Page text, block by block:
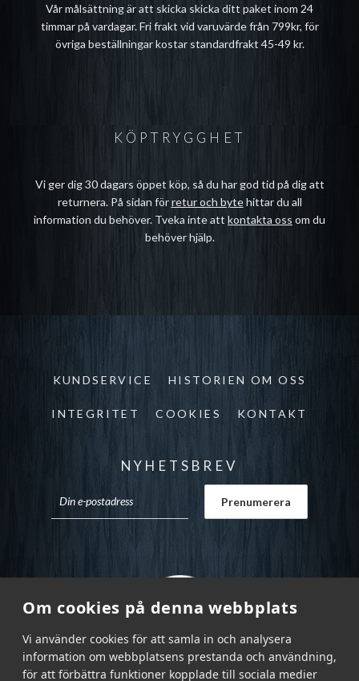
Om cookies på denna webbplats
Vi använder cookies för att samla in och analysera
information om webbplatsens prestanda och användning,
för att förbättra funktioner kopplade till sociala medier
Vår målsättning är att skicka skicka ditt paket inom 24
timmar på vardagar. Fri frakt vid varuvärde från 799kr, för
övriga beställningar kostar standardfrakt 45-49 kr.
KÖPTRYGGHET
Vi ger dig 30 dagars öppet köp, så du har god tid på dig att
returnera. På sidan förretur och bytehittar du all
information du behöver. Tveka inte att kontakta oss om du
behöver hjälp.
KUNDSERVICE HISTORIEN OM OSS
INTEGRITET COOKIES KONTAKT
NYHETSBREV